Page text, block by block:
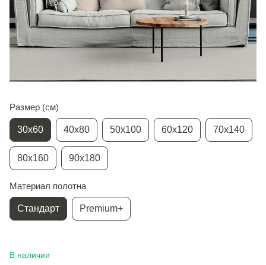
Размер (см)
30х60 40х80 50х100 60х120 70х140
80х160 90х180
Материал полотна
Стандарт Premium+
В наличии